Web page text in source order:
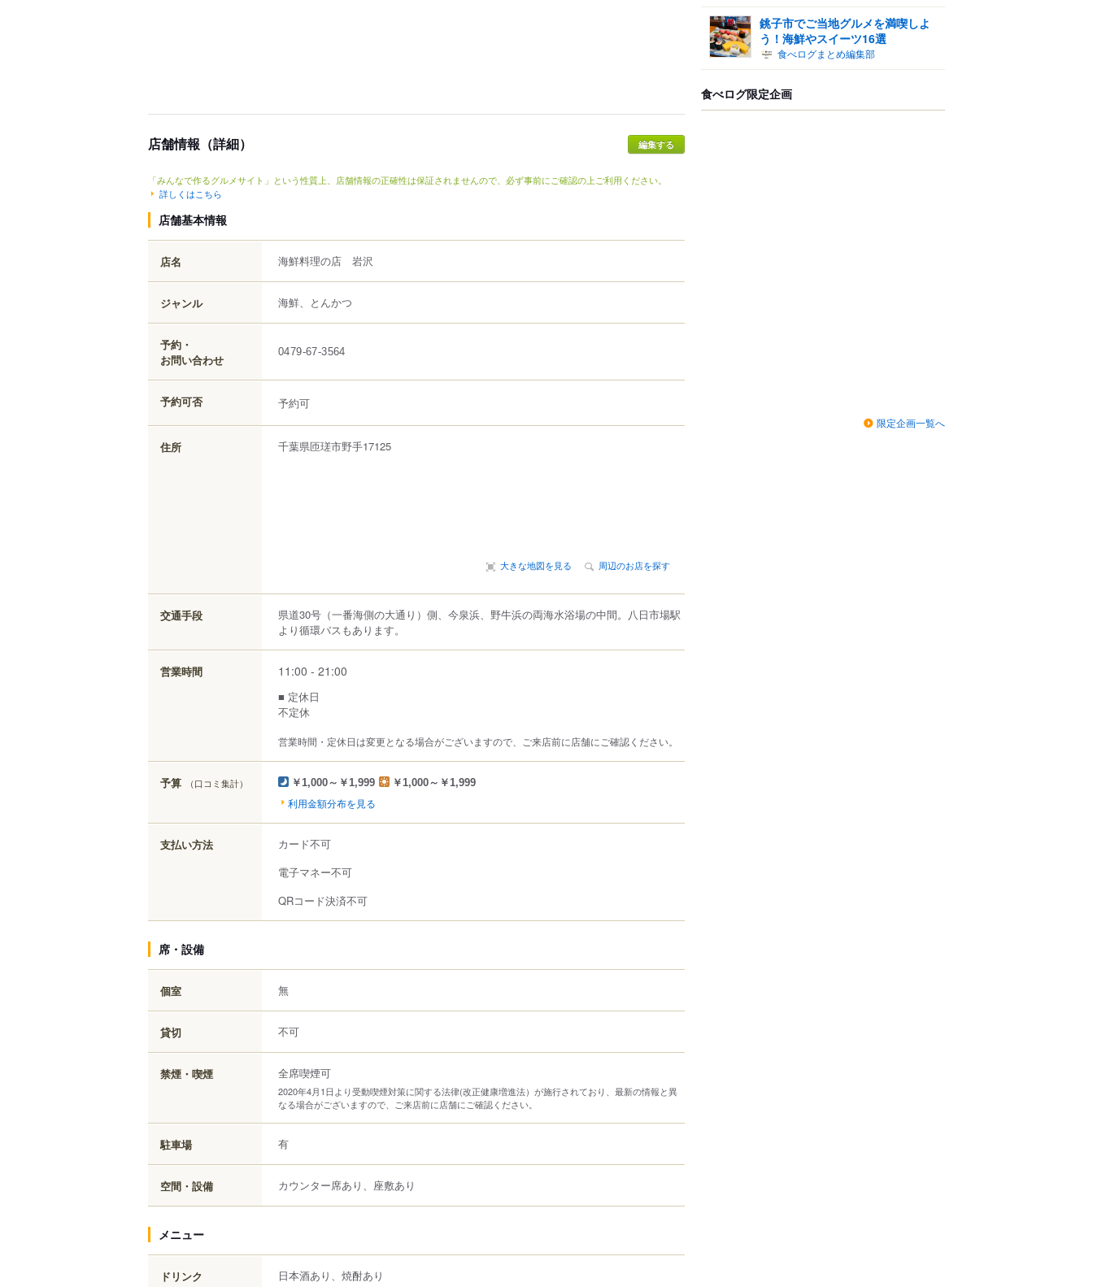
店舗情報（詳細）
「みんなで作るグルメサイト」という性質上、店舗情報の正確性は保証されませんので、必ず事前にご確認の上ご利用ください。
詳しくはこちら
店舗基本情報
店名 海鮮料理の店 岩沢
ジャンル 海鮮、とんかつ
予約・
お問い合わせ
0479-67-3564
予約可否 予約可
住所 千葉県匝瑳市野手17125
大きな地図を見る 周辺のお店を探す
交通手段
県道30号（一番海側の大通り）側、今泉浜、野牛浜の両海水浴場の中間。八日市場駅
より循環バスもあります。
営業時間 11:00 - 21:00
■ 定休日
不定休
営業時間・定休日は変更となる場合がございますので、ご来店前に店舗にご確認ください。
予算 （口コミ集計） ￥1,000～￥1,999 ￥1,000～￥1,999
利用金額分布を見る
支払い方法
カード不可
電子マネー不可
QRコード決済不可
席・設備
個室 無
貸切 不可
禁煙・喫煙 全席喫煙可
2020年4月1日より受動喫煙対策に関する法律(改正健康増進法）が施行されており、最新の情報と異
なる場合がございますので、ご来店前に店舗にご確認ください。
駐車場 有
空間・設備 カウンター席あり、座敷あり
メニュー
ドリンク 日本酒あり、焼酎あり
銚子市でご当地グルメを満喫しよ
う！海鮮やスイーツ16選
食べログまとめ編集部
食べログ限定企画
限定企画一覧へ